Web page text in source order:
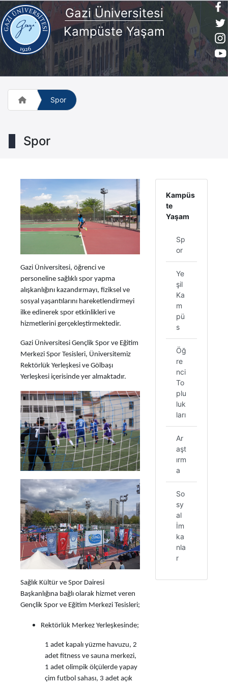
Gazi Üniversitesi
Kampüste Yaşam
Spor
Spor
Gazi Üniversitesi, öğrenci ve
personeline sağlıklı spor yapma
alışkanlığını kazandırmayı, fiziksel ve
sosyal yaşantılarını hareketlendirmeyi
ilke edinerek spor etkinlikleri ve
hizmetlerini gerçekleştirmektedir.
Gazi Üniversitesi Gençlik Spor ve Eğitim
Merkezi Spor Tesisleri, Üniversitemiz
Rektörlük Yerleşkesi ve Gölbaşı
Yerleşkesi içerisinde yer almaktadır.
Sağlık Kültür ve Spor Dairesi
Başkanlığına bağlı olarak hizmet veren
Gençlik Spor ve Eğitim Merkezi Tesisleri;
Rektörlük Merkez Yerleşkesinde;
1 adet kapalı yüzme havuzu, 2
adet fitness ve sauna merkezi,
1 adet olimpik ölçülerde yapay
çim futbol sahası, 3 adet açık
Kampüs
te
Yaşam
Sp
or
Ye
şil
Ka
m
pü
s
Öğ
re
nci
To
plu
luk
ları
Ar
aşt
ırm
a
So
sy
al
İm
ka
nla
r